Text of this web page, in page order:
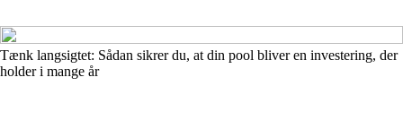
Tænk langsigtet: Sådan sikrer du, at din pool bliver en investering, der
holder i mange år